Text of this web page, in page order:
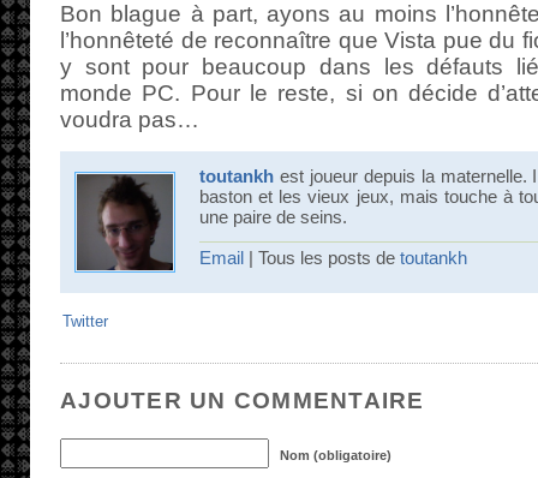
Bon blague à part, ayons au moins
l’honnêteté de reconnaître que Vista pue du
y sont pour beaucoup dans les défauts
monde PC. Pour le reste, si on décide
voudra pas…
toutankh est joueur depuis la
baston et les vieux jeux, mais touche à
une paire de seins.
Email | Tous les posts de toutankh
Twitter
AJOUTER UN COMMENTAIRE
Nom (obligatoire)